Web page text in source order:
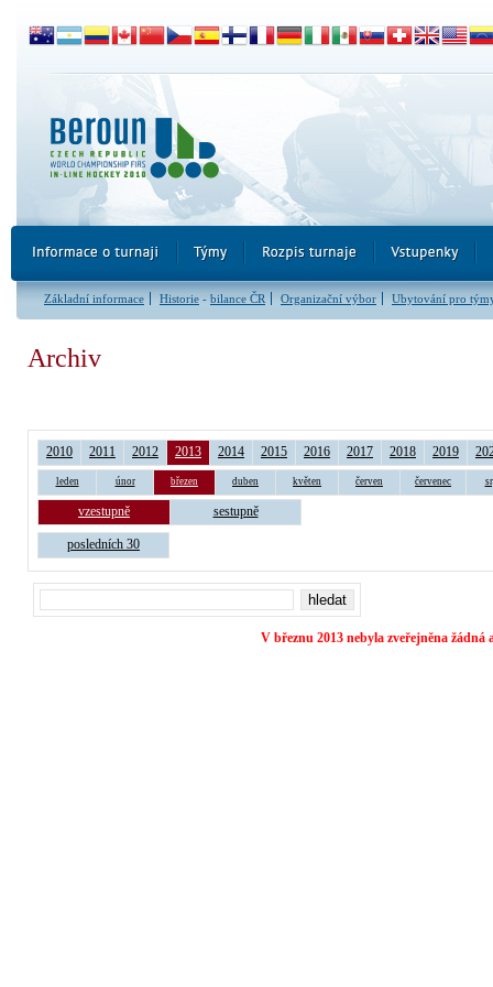
Základní informace Historie - bilance ČR Organizační výbor Ubytování pro
Archiv
2010 2011 2012 2013 2014 2015 2016 2017 2018 2019
leden únor březen duben květen červen červenec
vzestupně sestupně
posledních 30
V březnu 2013 nebyla zveřejněna žádná